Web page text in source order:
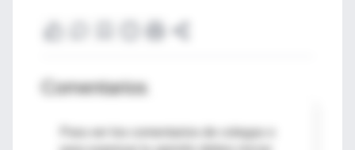
Comentarios
Para ver los comentarios de colegas o